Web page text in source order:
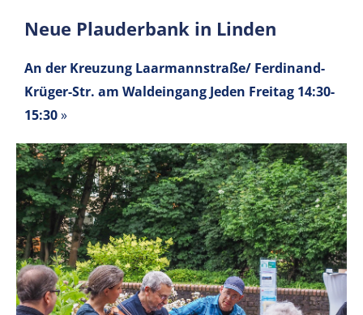
Neue Plauderbank in Linden
An der Kreuzung Laarmannstraße/ Ferdinand-
Krüger-Str. am Waldeingang Jeden Freitag 14:30-
15:30»